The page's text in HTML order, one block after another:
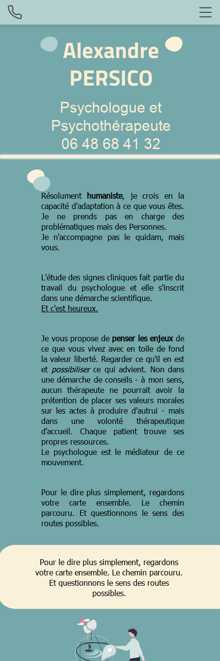
Alexandre
PERSICO
Psychologue et
Psychothérapeute
06 48 68 41 32
Résolument humaniste, je crois en la
capacité d'adaptation à ce que vous êtes.
Je ne prends pas en charge des
problématiques mais des Personnes.
Je n'accompagne pas le quidam, mais
vous.
L'étude des signes cliniques fait partie du
travail du psychologue et elle s'inscrit
dans une démarche scientifique.
Et c'est heureux.
Je vous propose de penser les enjeuxde
ce que vous vivez avec en toile de fond
la valeur liberté. Regarder ce qu'il en est
et possibiliserce qui advient. Non dans
une démarche de conseils - à mon sens,
aucun thérapeute ne pourrait avoir la
prétention de placer ses valeurs morales
sur les actes à produire d'autrui - mais
dans une volonté thérapeutique
d'accueil. Chaque patient trouve ses
propres ressources.
Le psychologue est le médiateur de ce
mouvement.
Pour le dire plus simplement, regardons
votre carte ensemble. Le chemin
parcouru. Et questionnons le sens des
routes possibles.
Pour le dire plus simplement, regardons
votre carte ensemble. Le chemin parcouru.
Et questionnons le sens des routes
possibles.